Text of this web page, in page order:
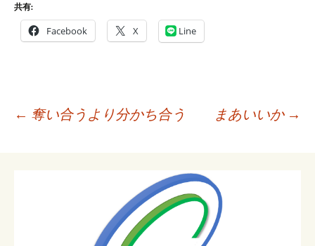
共有:
Facebook X Line
← 奪い合うより分かち合う まあいいか →